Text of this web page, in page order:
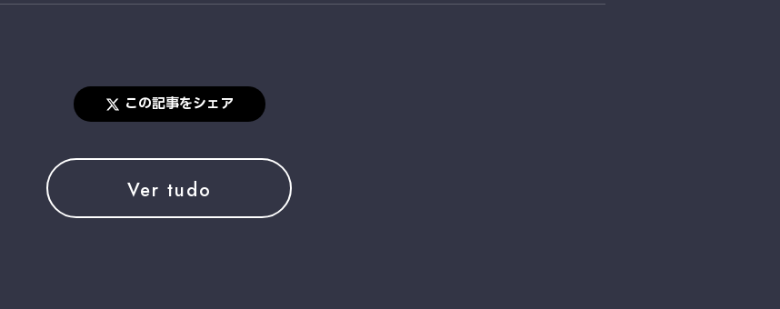
この記事をシェア
Ver tudo